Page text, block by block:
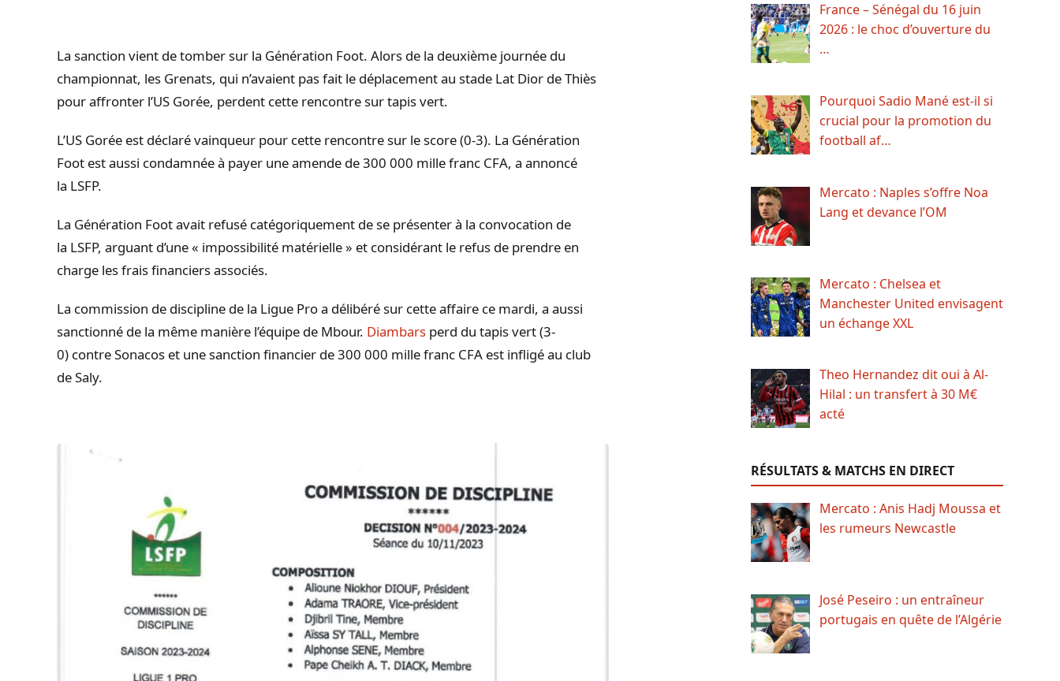
La sanction vient de tomber sur la Génération Foot. Alors de la deuxième journée du
championnat, les Grenats, qui n’avaient pas fait le déplacement au stade Lat Dior deThiès
pour affronter l’US Gorée, perdent cette rencontre sur tapis vert.
L’US Gorée est déclaré vainqueur pour cette rencontre sur le score(0-3). La Génération
Foot est aussi condamnée à payer une amende de 300 000 mille franc CFA, a annoncé
la LSFP.
La Génération Foot avait refusé catégoriquement de se présenter à la convocation de
la LSFP, arguant d’une « impossibilité matérielle » et considérant le refus de prendre en
charge les frais financiers associés.
La commission de discipline de la Ligue Pro a délibéré sur cette affaire ce mardi, a aussi
sanctionné de la même manière l’équipe de Mbour. Diambars perd du tapis vert(3-
0) contreSonacos et une sanction financier de 300 000 mille franc CFA est infligé au club
deSaly.
France – Sénégal du 16 juin
2026 : le choc d’ouverture du
…
Pourquoi Sadio Mané est-il si
crucial pour la promotion du
football af…
Mercato : Naples s’offre Noa
Lang et devance l’OM
Mercato : Chelsea et
Manchester United envisagent
un échange XXL
Theo Hernandez dit oui à Al-
Hilal : un transfert à 30 M€
acté
RÉSULTATS & MATCHS EN DIRECT
Mercato : Anis Hadj Moussa et
les rumeurs Newcastle
José Peseiro : un entraîneur
portugais en quête de l’Algérie